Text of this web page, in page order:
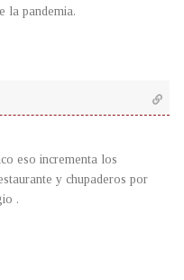
la pandemia.
eso incrementa los
y chupaderos por
.